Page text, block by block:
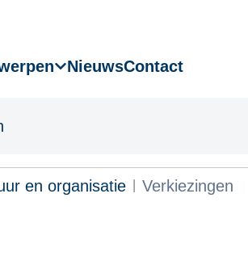
NieuwsContact
en organisatie Verkiezingen